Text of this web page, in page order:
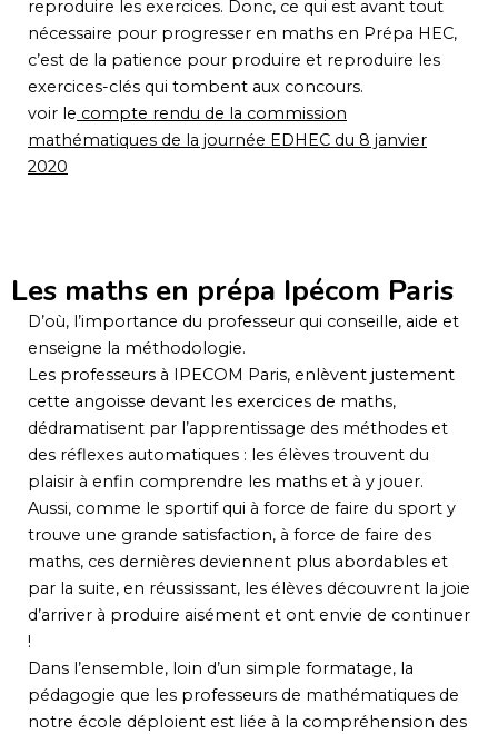
reproduire les exercices. Donc, ce qui est avant tout
nécessaire pour progresser en maths en Prépa HEC,
c’est de la patience pour produire et reproduire les
exercices-clés qui tombent aux concours.
voir le compte rendu de la commission
mathématiques de la journée EDHEC du 8 janvier
2020
Les maths en prépa Ipécom Paris
D’où, l’importance du professeur qui conseille, aide et
enseigne la méthodologie.
Les professeurs à IPECOM Paris, enlèvent justement
cette angoisse devant les exercices de maths,
dédramatisent par l’apprentissage des méthodes et
des réflexes automatiques : les élèves trouvent du
plaisir à enfin comprendre les maths et à y jouer.
Aussi, comme le sportif qui à force de faire du sport y
trouve une grande satisfaction, à force de faire des
maths, ces dernières deviennent plus abordables et
par la suite, en réussissant, les élèves découvrent la joie
d’arriver à produire aisément et ont envie de continuer
!
Dans l’ensemble, loin d’un simple formatage, la
pédagogie que les professeurs de mathématiques de
notre école déploient est liée à la compréhension des